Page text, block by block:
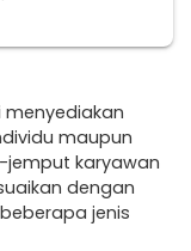
menyediakan
maupun
karyawan
dengan
jenis